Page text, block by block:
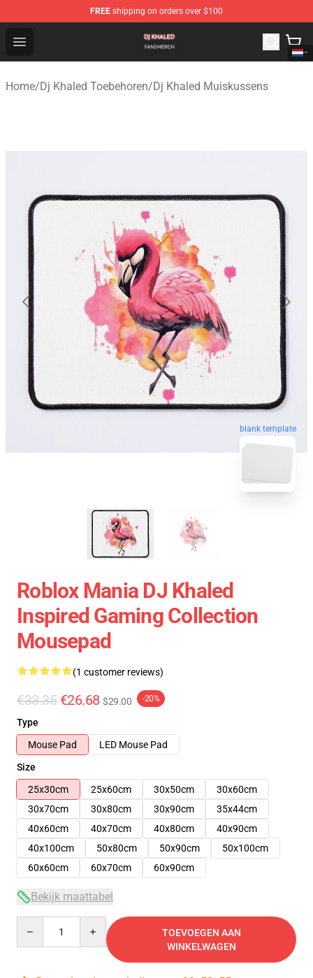
FREE shipping on orders over $100
Open menu
Dj Khaled Shop - Official Dj Khaled Merchandise Store
Home/Dj Khaled Toebehoren/Dj Khaled Muiskussens
blank template
Roblox Mania DJ Khaled
Inspired Gaming Collection
Mousepad
(1 customer reviews)
€33.35 €26.68 $29.00 -20%
Type
Mouse Pad
LED Mouse Pad
Size
25x30cm
25x60cm 30x50cm
30x60cm
30x70cm
30x80cm 30x90cm
35x44cm
40x60cm
40x70cm 40x80cm
40x90cm
40x100cm
50x80cm 50x90cm
50x100cm
60x60cm
60x70cm 60x90cm
Bekijk maattabel
TOEVOEGEN AAN
WINKELWAGEN